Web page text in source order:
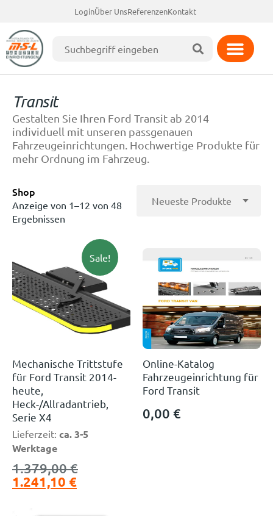
LoginÜber UnsReferenzenKontakt
Transit
Gestalten Sie Ihren Ford Transit ab 2014
individuell mit unseren passgenauen
Fahrzeugeinrichtungen. Hochwertige Produkte für
mehr Ordnung im Fahrzeug.
Shop
Anzeige von 1–12 von 48
Ergebnissen
Sale!
Mechanische Trittstufe
für Ford Transit 2014-
heute,
Heck-/Allradantrieb,
Serie X4
Lieferzeit: ca. 3-5
Werktage
1.379,00€
1.241,10 €
Online-Katalog
Fahrzeugeinrichtung für
Ford Transit
0,00 €